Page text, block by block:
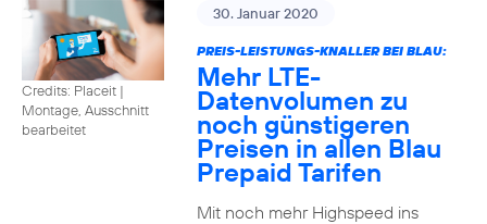
Credits: Placeit |
Montage, Ausschnitt
bearbeitet
30. Januar 2020
PREIS-LEISTUNGS-KNALLER BEI BLAU:
Mehr LTE-
Datenvolumen zu
noch günstigeren
Preisen in allen Blau
Prepaid Tarifen
Mit noch mehr Highspeed ins